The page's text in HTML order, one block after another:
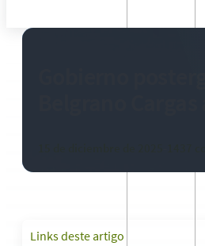
Links deste artigo